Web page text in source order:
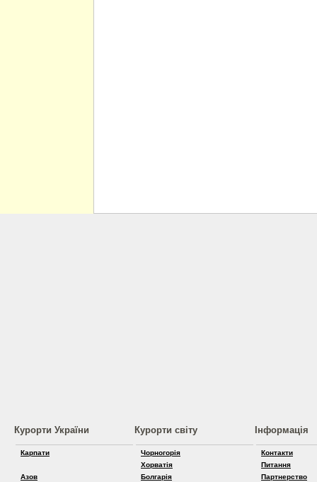
Курорти України
Карпати
Азов
Курорти світу
Чорногорія
Хорватія
Болгарія
Інформація
Контакти
Питання
Партнерство